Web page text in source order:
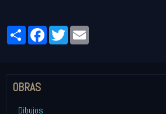
PartagerFacebookTwitter
OBRAS
Dibujos